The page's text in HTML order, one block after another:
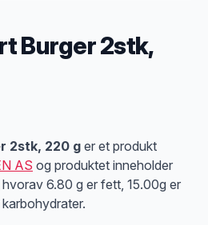
Burger 2stk,
2stk, 220 g er et produkt
AS og produktet inneholder
6.80 g er fett, 15.00g er